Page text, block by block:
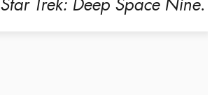
Star Trek: Deep Space Nine.